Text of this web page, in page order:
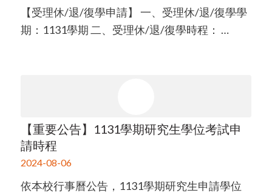
【受理休/退/復學申請】 一、受理休/退/復學學
期：1131學期 二、受理休/退/復學時程： …
【重要公告】1131學期研究生學位考試申
請時程
2024-08-06
依本校行事曆公告，1131學期研究生申請學位